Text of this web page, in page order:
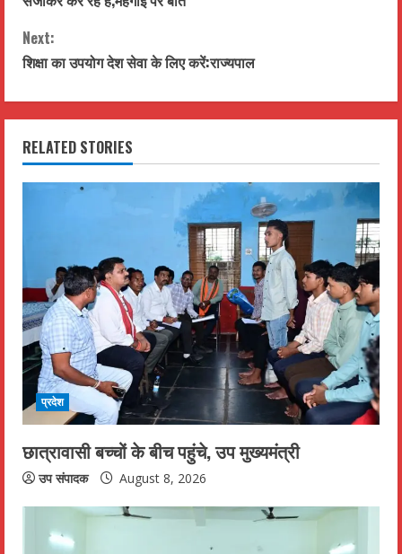
n
t
i
n
u
e
a
d
i
n
g
Next:
शिक्षा का उपयोग देश सेवा के लिए करें:राज्यपाल
RELATED STORIES
प्रदेश
छात्रावासी बच्चों के बीच पहुंचे, उप मुख्यमंत्री
उप संपादक August 8, 2026